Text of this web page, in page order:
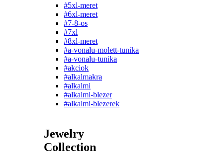
#5xl-meret
#6xl-meret
#7-8-os
#7xl
#8xl-meret
#a-vonalu-molett-tunika
#a-vonalu-tunika
#akciok
#alkalmakra
#alkalmi
#alkalmi-blezer
#alkalmi-blezerek
Jewelry
Collection